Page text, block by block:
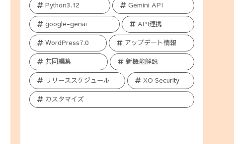
Python3.12 Gemini API
google-genai API連携
WordPress7.0 アップデート情報
共同編集 新機能解説
リリーススケジュール XO Security
カスタマイズ